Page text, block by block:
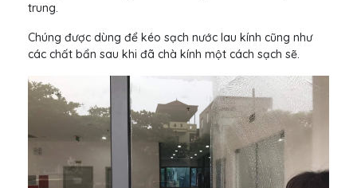
trung.
Chúng được dùng để kéo sạch nước lau kính cũng như
các chất bẩn sau khi đã chà kính một cách sạch sẽ.